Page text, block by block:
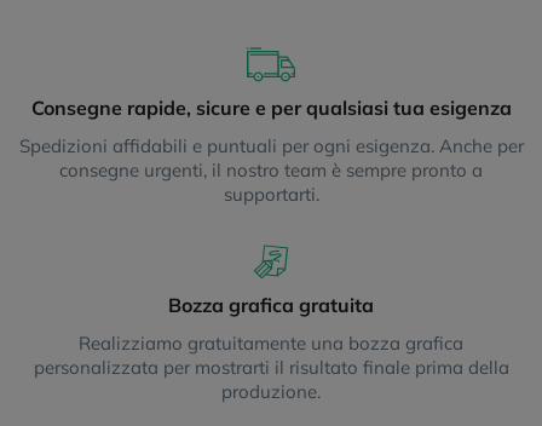
Consegne rapide, sicure e per qualsiasi tua esigenza
Spedizioni affidabili e puntuali per ogni esigenza. Anche per
consegne urgenti, il nostro team è sempre pronto a
supportarti.
Bozza grafica gratuita
Realizziamo gratuitamente una bozza grafica
personalizzata per mostrarti il risultato finale prima della
produzione.